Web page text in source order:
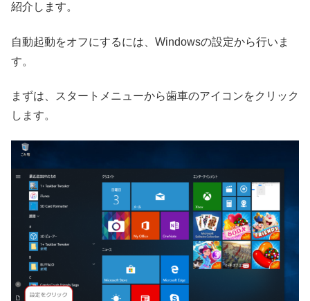
紹介します。
自動起動をオフにするには、Windowsの設定から行いま
す。
まずは、スタートメニューから歯車のアイコンをクリック
します。